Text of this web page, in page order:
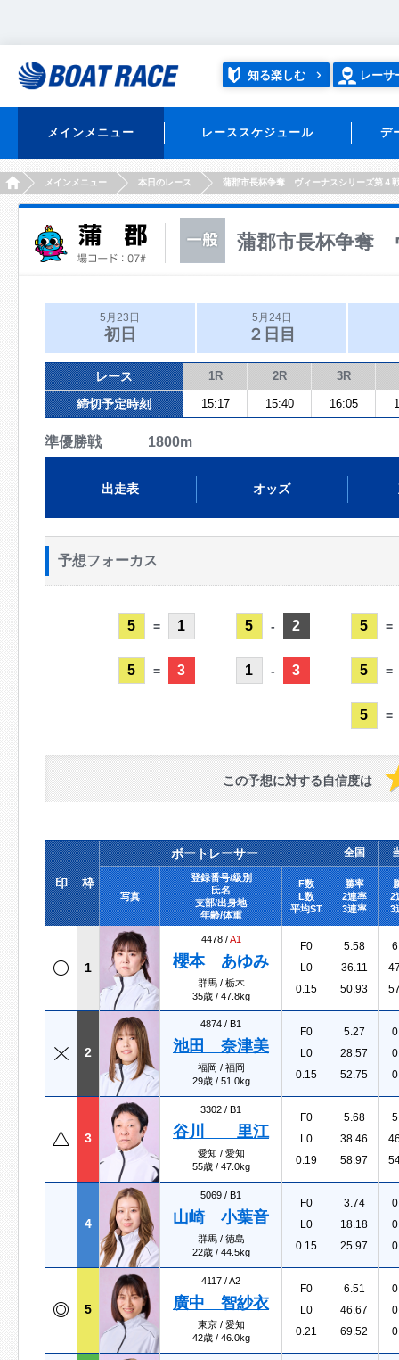
知る楽しむ レーサ
メインメニュー レーススケジュール デ
HOMEメインメニュー 本日のレース 蒲郡市長杯争奪 ヴィーナスシリーズ第４
蒲郡市長杯争奪
5月23日
初日
5月24日
２日目
レース 1R 2R 3R
締切予定時刻 15:17 15:40 16:05
準優勝戦 1800m
出走表 オッズ
予想フォーカス
5 = 1
5 = 3
5 - 2
1 - 3
5 =
5 =
5 =
この予想に対する自信度は
印 枠
ボートレーサー 全国
写真
登録番号/級別
氏名
支部/出身地
年齢/体重
F数
L数
平均ST
勝率
2連率
3連率
2
3
1
4478 /A1
櫻本 あゆみ
群馬 / 栃木
35歳 / 47.8kg
F0
L0
0.15
5.58
36.11
50.93
2
4874 / B1
池田 奈津美
福岡 / 福岡
29歳 / 51.0kg
F0
L0
0.15
5.27
28.57
52.75
3
3302 / B1
谷川 里江
愛知 / 愛知
55歳 / 47.0kg
F0
L0
0.19
5.68
38.46
58.97
4
5069 / B1
山崎 小葉音
群馬 / 徳島
22歳 / 44.5kg
F0
L0
0.15
3.74
18.18
25.97
5
4117 /A2
廣中 智紗衣
東京 / 愛知
42歳 / 46.0kg
F0
L0
0.21
6.51
46.67
69.52